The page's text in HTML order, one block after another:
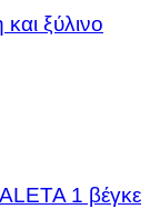
ξύλινο
1 βέγκε